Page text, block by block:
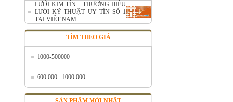
LƯỚI KIM TÍN - THƯƠNG HIỆU
LƯỚI KỸ THUẬT UY TÍN SỐ 1
TẠI VIỆT NAM
TÌM THEO GIÁ
1000-500000
600.000 - 1000.000
Mã SP: AcuonceYC
Call